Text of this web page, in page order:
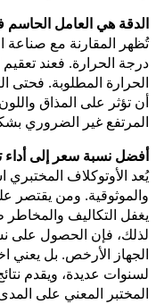
الدقة هي العامل الحاسم
تُظهر المقارنة مع صناعة
درجة الحرارة. فعند
الحرارة المطلوبة. فحتى
أن تؤثر على المذاق
المرتفع غير الضروري
أفضل نسبة سعر إلى أداء
يُعد الأوتوكلاف
والموثوقية. ومن يقتصر
يغفل التكاليف والمخاطر
لذلك، فإن الحصول على
الجهاز الأرخص. بل يعني
لسنوات عديدة، ويقدم
المختبر المعني على